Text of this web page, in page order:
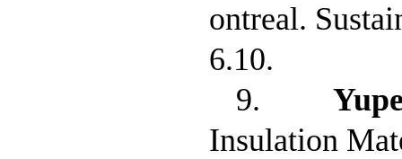
ontreal.
6.10.
9.
Insulation